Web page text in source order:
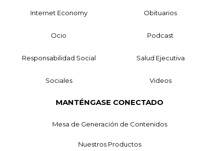
Internet Economy Obituarios
Ocio Podcast
Responsabilidad Social Salud Ejecutiva
Sociales Videos
MANTÉNGASE CONECTADO
Mesa de Generación de Contenidos
Nuestros Productos